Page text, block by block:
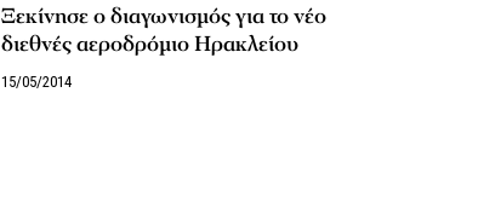
Ξεκίνησε ο διαγωνισμός για το νέο
διεθνές αεροδρόμιο Ηρακλείου
15/05/2014